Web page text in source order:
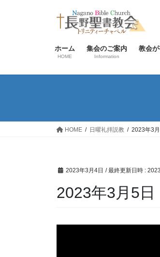
ス
ン
ホーム
HOME
集会のご案内
Information
教会
HOME 日曜礼拝説教 2023年3
2023年3月4日 / 最終更新日時 :
2023年3月5